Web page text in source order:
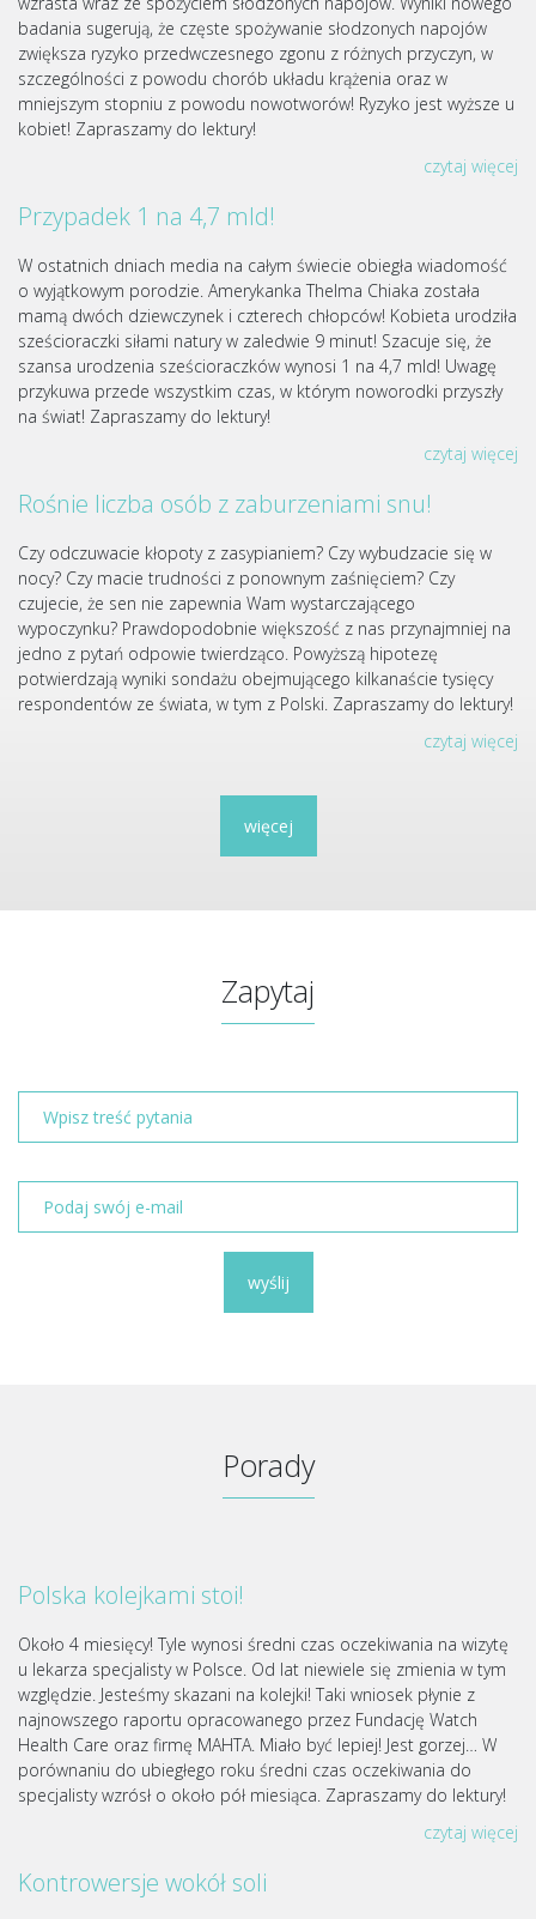
badania sugerują, że częste spożywanie słodzonych napojów
zwiększa ryzyko przedwczesnego zgonu z różnych przyczyn, w
szczególności z powodu chorób układu krążenia oraz w
mniejszym stopniu z powodu nowotworów! Ryzyko jest wyższe u
kobiet! Zapraszamy do lektury!
czytaj więcej
Przypadek 1 na 4,7 mld!
W ostatnich dniach media na całym świecie obiegła wiadomość
o wyjątkowym porodzie. Amerykanka Thelma Chiaka została
mamą dwóch dziewczynek i czterech chłopców! Kobieta urodziła
sześcioraczki siłami natury w zaledwie 9 minut! Szacuje się, że
szansa urodzenia sześcioraczków wynosi 1 na 4,7 mld! Uwagę
przykuwa przede wszystkim czas, w którym noworodki przyszły
na świat! Zapraszamy do lektury!
czytaj więcej
Rośnie liczba osób z zaburzeniami snu!
Czy odczuwacie kłopoty z zasypianiem? Czy wybudzacie się w
nocy? Czy macie trudności z ponownym zaśnięciem? Czy
czujecie, że sen nie zapewnia Wam wystarczającego
wypoczynku? Prawdopodobnie większość z nas przynajmniej na
jedno z pytań odpowie twierdząco. Powyższą hipotezę
potwierdzają wyniki sondażu obejmującego kilkanaście tysięcy
respondentów ze świata, w tym z Polski. Zapraszamy do lektury!
czytaj więcej
więcej
Zapytaj
wyślij
Porady
Polska kolejkami stoi!
Około 4 miesięcy! Tyle wynosi średni czas oczekiwania na wizytę
u lekarza specjalisty w Polsce. Od lat niewiele się zmienia w tym
względzie. Jesteśmy skazani na kolejki! Taki wniosek płynie z
najnowszego raportu opracowanego przez Fundację Watch
Health Care oraz firmę MAHTA. Miało być lepiej! Jest gorzej… W
porównaniu do ubiegłego roku średni czas oczekiwania do
specjalisty wzrósł o około pół miesiąca. Zapraszamy do lektury!
czytaj więcej
Kontrowersje wokół soli